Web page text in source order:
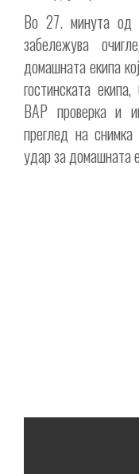
Во 27. минута од
забележува
домашната екипа
гостинската
ВАР проверка и
преглед на
удар за домашната